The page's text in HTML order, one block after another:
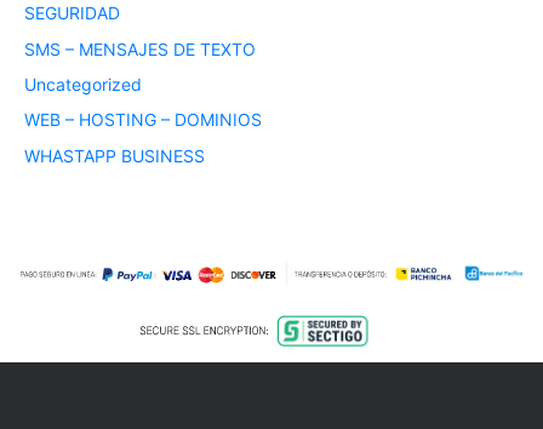
SEGURIDAD
SMS – MENSAJES DE TEXTO
Uncategorized
WEB – HOSTING – DOMINIOS
WHASTAPP BUSINESS